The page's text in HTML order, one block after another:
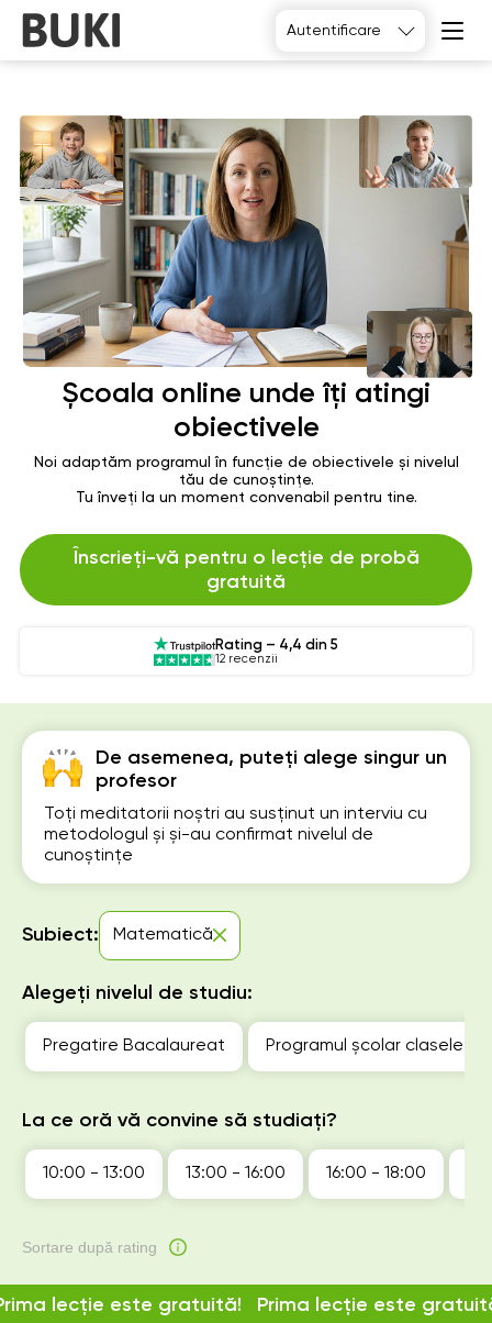
Autentificare
lecție este gratuită! Prima lecție este
De asemenea, puteți alege singur un
profesor
Toți meditatorii noștri au susținut un interviu cu
metodologul și și-au confirmat nivelul de
cunoștințe
Subiect: Matematică
Alegeți nivelul de studiu:
Pregatire Bacalaureat Programul școlar clasele 1-
La ce oră vă convine să studiați?
10:00 - 13:00 13:00 - 16:00 16:00 - 18:00
Sortare după rating
Școala online unde îți atingi
obiectivele
Noi adaptăm programul în funcție de obiectivele și nivelul
tău de cunoștințe.
Tu înveți la un moment convenabil pentru tine.
Înscrieți-vă pentru o lecție de probă
gratuită
Rating – 4,4 din 5
12 recenzii
Alegeți